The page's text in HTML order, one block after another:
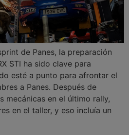
de Panes, la preparación
STI ha sido clave para
esté a punto para afrontar el
a Panes. Después de
mecánicas en el último rally,
en el taller, y eso incluía un